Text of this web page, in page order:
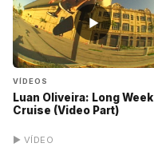
▶
VÍDEOS
Luan Oliveira: Long Week
Cruise (Video Part)
▶ VÍDEO